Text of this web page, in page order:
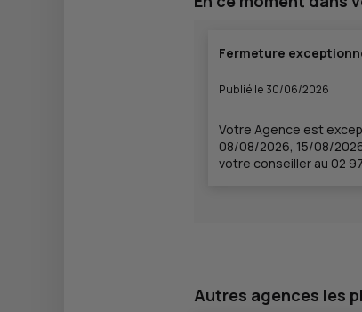
Fermeture
Publié le 30/06/2026
Votre Agence est
08/08/2026, 15/08/
votre conseiller au 02
Autres agences les